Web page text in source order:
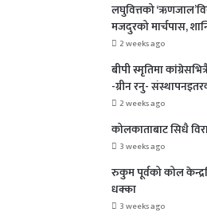
लघुवित्तको
मजदुरको मार्चपास,
2 weeks ago
बीपी स्मृतिमा
-ग्रीन रनु-
2 weeks ago
कोलकाताबाट सिधै
3 weeks ago
रुकुम पूर्वको कोल
धक्का
3 weeks ago